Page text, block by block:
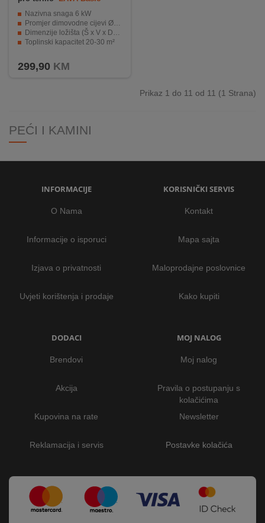
Nazivna snaga 6 kW
Promjer dimovodne cijevi Ø 120 mm
Dimenzije ložišta (Š x V x D) 240 x 280 x 280 mm
Toplinski kapacitet 20-30 m²
299,90 KM
Prikaz 1 do 11 od 11 (1 Strana)
PEĆI I KAMINI
INFORMACIJE
O Nama
Informacije o isporuci
Izjava o privatnosti
Uvjeti korištenja i prodaje
KORISNIČKI SERVIS
Kontakt
Mapa sajta
Maloprodajne poslovnice
Kako kupiti
DODACI
Brendovi
Akcija
Kupovina na rate
Reklamacija i servis
MOJ NALOG
Moj nalog
Pravila o postupanju s
kolačićima
Newsletter
Postavke kolačića